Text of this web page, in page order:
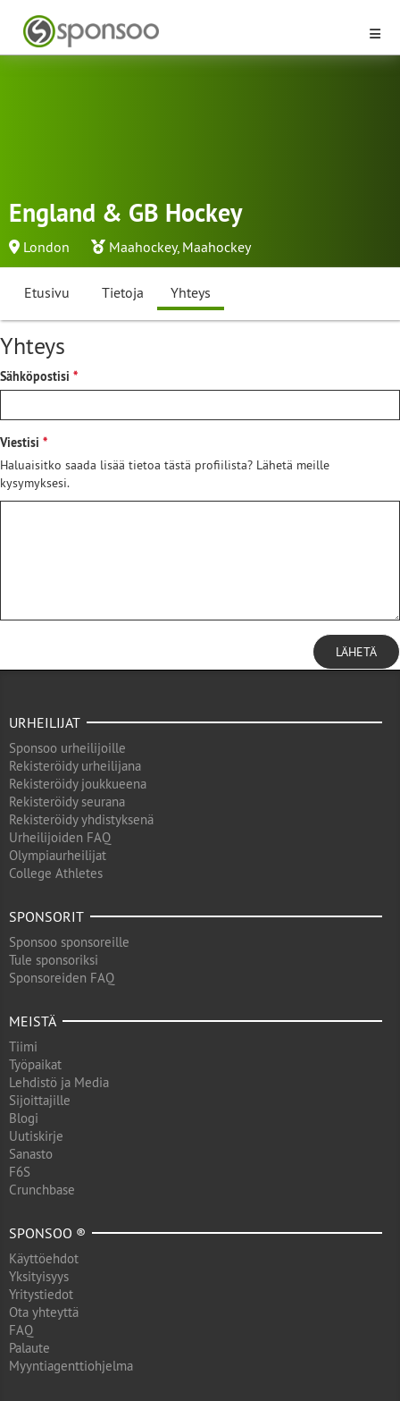
England & GB Hockey
London Maahockey, Maahockey
Etusivu Tietoja Yhteys
Yhteys
Sähköpostisi
Viestisi
Haluaisitko saada lisää tietoa tästä profiilista? Lähetä meille
kysymyksesi.
LÄHETÄ
URHEILIJAT
Sponsoo urheilijoille
Rekisteröidy urheilijana
Rekisteröidy joukkueena
Rekisteröidy seurana
Rekisteröidy yhdistyksenä
Urheilijoiden FAQ
Olympiaurheilijat
College Athletes
SPONSORIT
Sponsoo sponsoreille
Tule sponsoriksi
Sponsoreiden FAQ
MEISTÄ
Tiimi
Työpaikat
Lehdistö ja Media
Sijoittajille
Blogi
Uutiskirje
Sanasto
F6S
Crunchbase
SPONSOO ®
Käyttöehdot
Yksityisyys
Yritystiedot
Ota yhteyttä
FAQ
Palaute
Myyntiagenttiohjelma